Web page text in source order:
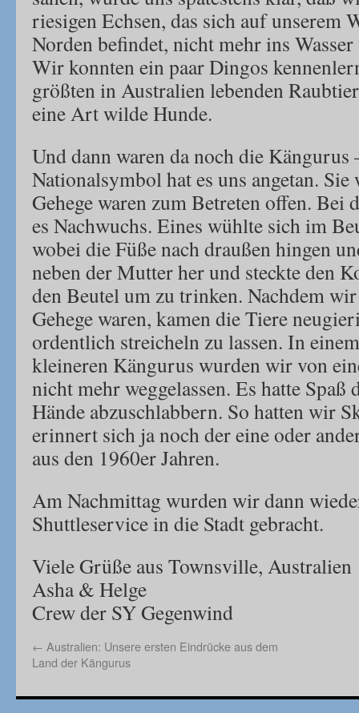
riesigen Echsen, das sich auf unserem
Norden befindet, nicht mehr ins
Wir konnten ein paar Dingos
größten in Australien lebenden
eine Art wilde Hunde.
Und dann waren da noch die Kängurus
Nationalsymbol hat es uns angetan. Sie
Gehege waren zum Betreten offen. Bei
es Nachwuchs. Eines wühlte sich im
wobei die Füße nach draußen hingen
neben der Mutter her und steckte den
den Beutel um zu trinken. Nachdem
Gehege waren, kamen die Tiere
ordentlich streicheln zu lassen. In
kleineren Kängurus wurden wir von
nicht mehr weggelassen. Es hatte Spaß
Hände abzuschlabbern. So hatten wir
erinnert sich ja noch der eine oder
aus den 1960er Jahren.
Am Nachmittag wurden wir dann
Shuttleservice in die Stadt gebracht.
Viele Grüße aus Townsville, Australien
Asha & Helge
Crew der SY Gegenwind
← Australien: Unsere ersten Eindrücke aus dem
Land der Kängurus